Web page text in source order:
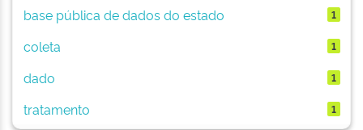
base pública de dados do estado
1
coleta 1
dado 1
tratamento 1